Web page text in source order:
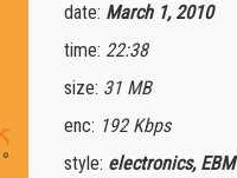
date: March 1, 2010
time: 22:38
size: 31 MB
enc: 192 Kbps
style: electronics, EBM